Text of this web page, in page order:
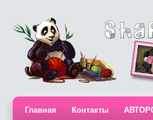
Главная Контакты